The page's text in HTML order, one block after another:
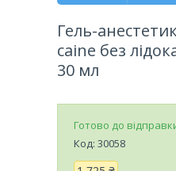
Гель-
caine без
30 мл
Готово до
Код: 30058